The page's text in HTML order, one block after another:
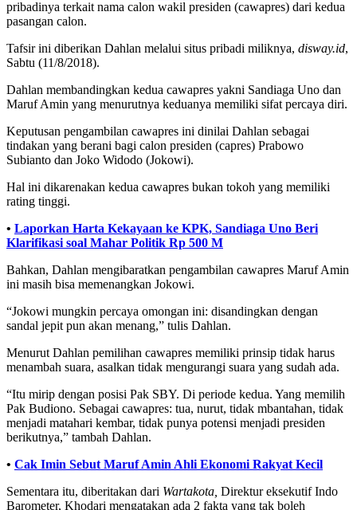
pribadinya terkait nama calon wakil presiden (cawapres) dari kedua
pasangan calon.
Tafsir ini diberikan Dahlan melalui situs pribadi miliknya, disway.id,
Sabtu (11/8/2018).
Dahlan membandingkan kedua cawapres yakni Sandiaga Uno dan
Maruf Amin yang menurutnya keduanya memiliki sifat percaya diri.
Keputusan pengambilan cawapres ini dinilai Dahlan sebagai
tindakan yang berani bagi calon presiden (capres) Prabowo
Subianto dan Joko Widodo (Jokowi).
Hal ini dikarenakan kedua cawapres bukan tokoh yang memiliki
rating tinggi.
• Laporkan Harta Kekayaan ke KPK, Sandiaga Uno Beri
Klarifikasi soal Mahar Politik Rp 500 M
Bahkan, Dahlan mengibaratkan pengambilan cawapres Maruf Amin
ini masih bisa memenangkan Jokowi.
“Jokowi mungkin percaya omongan ini: disandingkan dengan
sandal jepit pun akan menang,” tulis Dahlan.
Menurut Dahlan pemilihan cawapres memiliki prinsip tidak harus
menambah suara, asalkan tidak mengurangi suara yang sudah ada.
“Itu mirip dengan posisi Pak SBY. Di periode kedua. Yang memilih
Pak Budiono. Sebagai cawapres: tua, nurut, tidak mbantahan, tidak
menjadi matahari kembar, tidak punya potensi menjadi presiden
berikutnya,” tambah Dahlan.
• Cak Imin Sebut Maruf Amin Ahli Ekonomi Rakyat Kecil
Sementara itu, diberitakan dari Wartakota, Direktur eksekutif Indo
Barometer, Khodari mengatakan ada 2 fakta yang tak boleh